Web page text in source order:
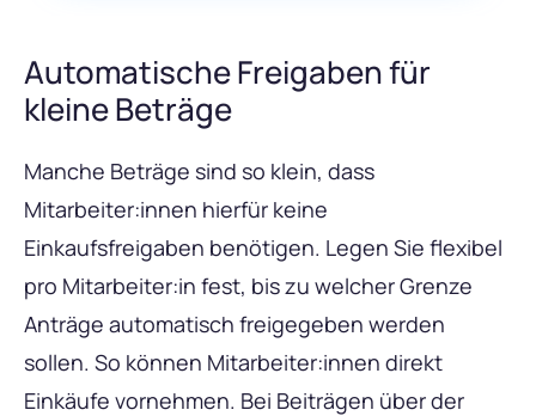
Automatische Freigaben für
kleine Beträge
Manche Beträge sind so klein, dass
Mitarbeiter:innen hierfür keine
Einkaufsfreigaben benötigen. Legen Sie flexibel
pro Mitarbeiter:in fest, bis zu welcher Grenze
Anträge automatisch freigegeben werden
sollen. So können Mitarbeiter:innen direkt
Einkäufe vornehmen. Bei Beiträgen über der